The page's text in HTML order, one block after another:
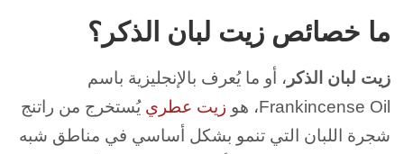
ما خصائص زيت لبان الذكر؟
زيت لبان الذكر ، أو ما يُعرف بالإنجليزية باسم
Frankincense Oil، هو
زيت عطري يُستخرج من راتنج
شجرة اللبان التي تنمو بشكل أساسي في مناطق شبه